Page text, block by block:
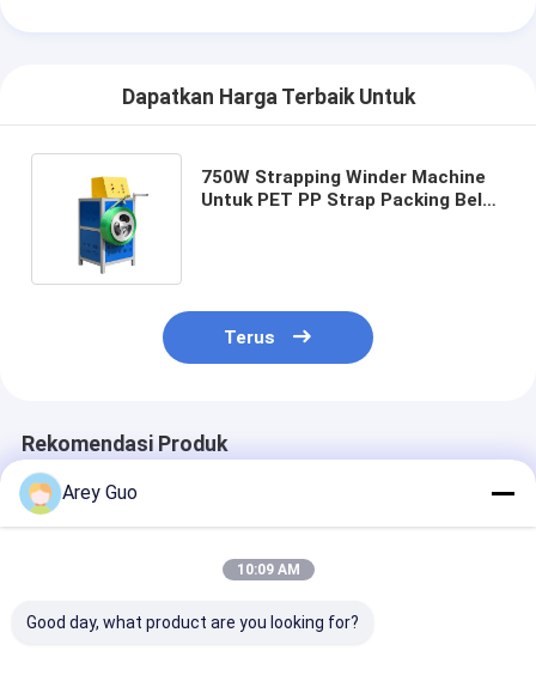
Dapatkan Harga Terbaik Untuk
750W Strapping Winder Machine
Untuk PET PP Strap Packing Belt
Terus
Rekomendasi Produk
Arey Guo
10:09 AM
Good day, what product are you looking for?